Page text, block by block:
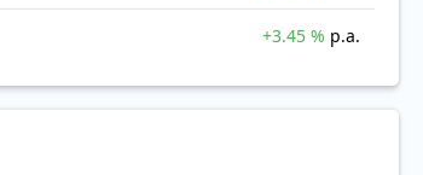
+3.45 % p.a.